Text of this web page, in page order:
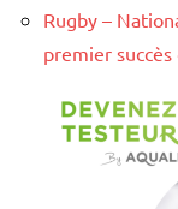
Rugby –
premier succès